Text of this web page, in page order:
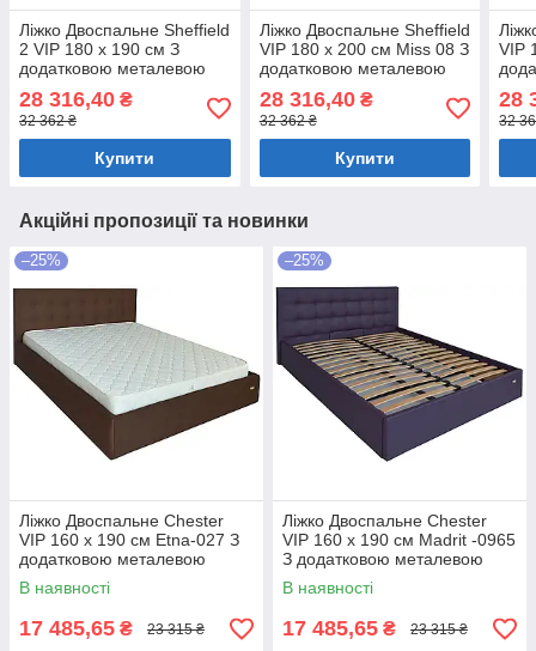
Ліжко Двоспальне Sheffield
2 VIP 180 х 190 см З
додатковою металевою
цільнозварною рамою
Сірий
28 316,40 ₴
32 362 ₴
Купити
Ліжко Двоспальне Sheffield
VIP 180 х 200 см Miss 08 З
додатковою металевою
цільнозварною рамою
Коричневий
28 316,40₴
32 362 ₴
Купити
VIP
28
32
Акційні пропозиції та новинки
–25%
Ліжко Двоспальне Chester
VIP 160 х 190 см Etna-027 З
додатковою металевою
цільнозварною рамою
Коричневий
В наявності
17 485,65 ₴ 23 315 ₴
–25%
Ліжко Двоспальне Chester
VIP 160 х 190 см Madrit -0965
З додатковою металевою
цільнозварною рамою
Фіолетовий
В наявності
17 485,65 ₴ 23 315 ₴